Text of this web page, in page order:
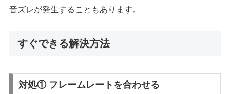
音ズレが発生することもあります。
すぐできる解決方法
対処① フレームレートを合わせる